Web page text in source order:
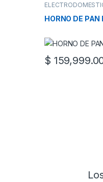
HORNO
HORNO DE PAN
$